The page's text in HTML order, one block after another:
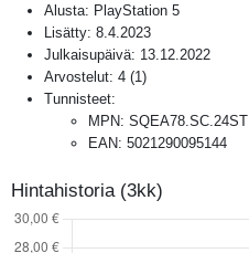
Alusta: PlayStation 5
Lisätty: 8.4.2023
Julkaisupäivä: 13.12.2022
Arvostelut: 4 (1 )
Tunnisteet:
MPN: SQEA78.SC.24ST
EAN: 5021290095144
Hintahistoria (3kk)